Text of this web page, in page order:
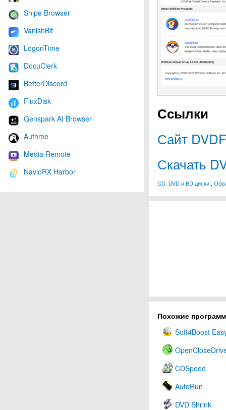
Snipe Browser
VanishBit
LogonTime
DocuClerk
BetterDiscord
FluxDisk
Genspark AI Browser
Authme
Media Remote
NavioRX Harbor
Ссылки
Сайт
Скачать
CD, DVD и BD диски ,
Похожие
Soft4Boost
CDSpeed
AutoRun
DVD Shrink